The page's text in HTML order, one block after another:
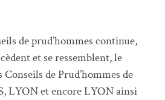
de prud’hommes continue,
et se ressemblent, le
de Prud’hommes de
LYON et encore LYON ainsi